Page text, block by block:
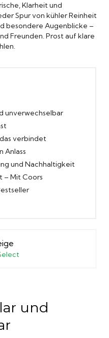
Klarheit und
Spur von kühler Reinheit
besondere Augenblicke –
Freunden. Prost auf klare
unverwechselbar
verbindet
Anlass
und Nachhaltigkeit
Mit Coors
und